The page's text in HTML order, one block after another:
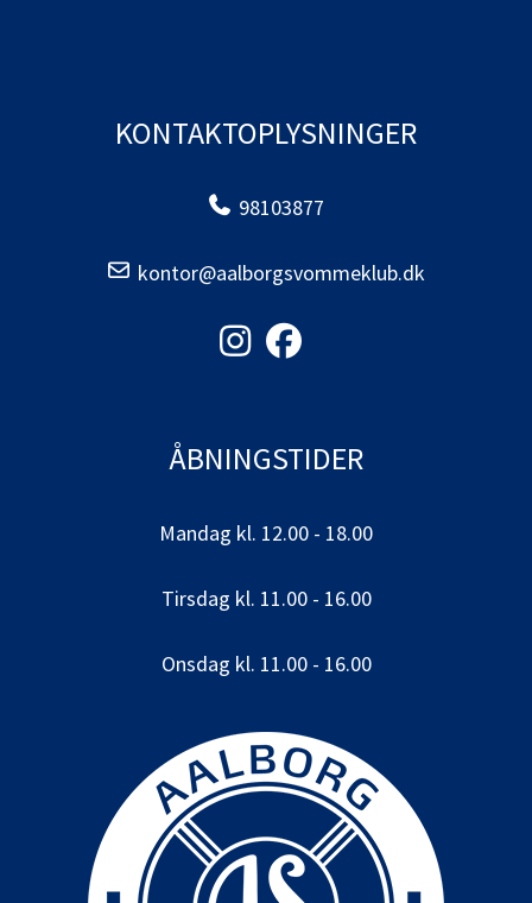
KONTAKTOPLYSNINGER
98103877
kontor@aalborgsvommeklub.dk
ÅBNINGSTIDER
Mandag kl. 12.00 - 18.00
Tirsdag kl. 11.00 - 16.00
Onsdag kl. 11.00 - 16.00